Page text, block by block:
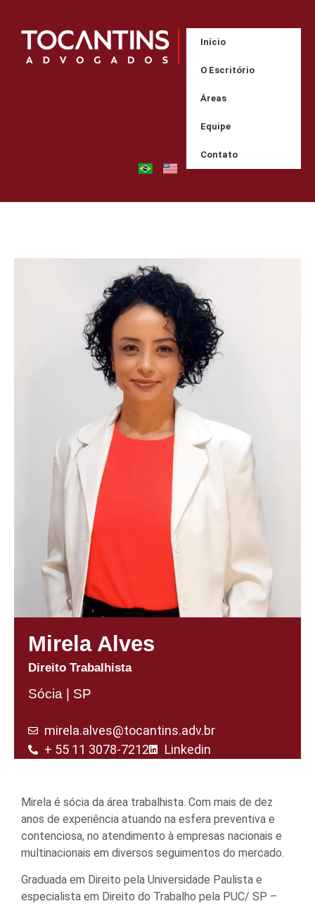
Início
O Escritório
Áreas
Equipe
Contato
Mirela Alves
Direito Trabalhista
Sócia | SP
mirela.alves@tocantins.adv.br
+ 55 11 3078-7212
Linkedin​
Mirela é sócia da área trabalhista. Com mais de dez
anos de experiência atuando na esfera preventiva e
contenciosa, no atendimento à empresas nacionais e
multinacionais em diversos seguimentos do mercado.
Graduada em Direito pela Universidade Paulista e
especialista em Direito do Trabalho pela PUC/ SP –